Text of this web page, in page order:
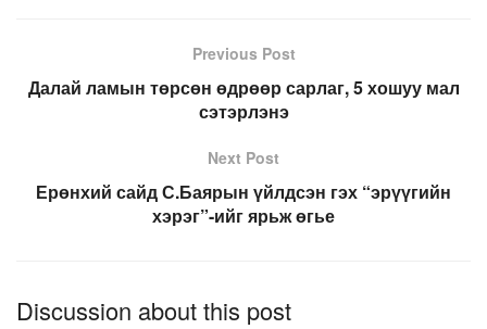
Previous Post
Далай ламын төрсөн өдрөөр сарлаг, 5 хошуу мал
сэтэрлэнэ
Next Post
Ерөнхий сайд С.Баярын үйлдсэн гэх “эрүүгийн
хэрэг”-ийг ярьж өгье
Discussion about this post